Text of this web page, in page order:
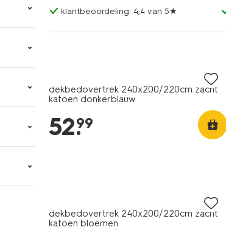
klantbeoordeling: 4,4 van 5★
dekbedovertrek 240x200/220cm zacht
katoen donkerblauw
52.
99
dekbedovertrek 240x200/220cm zacht
katoen bloemen